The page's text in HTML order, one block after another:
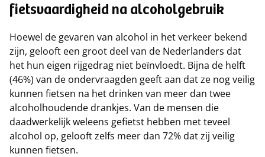
fietsvaardigheid na alcoholgebruik
Hoewel de gevaren van alcohol in het verkeer bekend
zijn, gelooft een groot deel van de Nederlanders dat
het hun eigen rijgedrag niet beïnvloedt. Bijna de helft
(46%) van de ondervraagden geeft aan dat ze nog veilig
kunnen fietsen na het drinken van meer dan twee
alcoholhoudende drankjes. Van de mensen die
daadwerkelijk weleens gefietst hebben met teveel
alcohol op, gelooft zelfs meer dan 72% dat zij veilig
kunnen fietsen.